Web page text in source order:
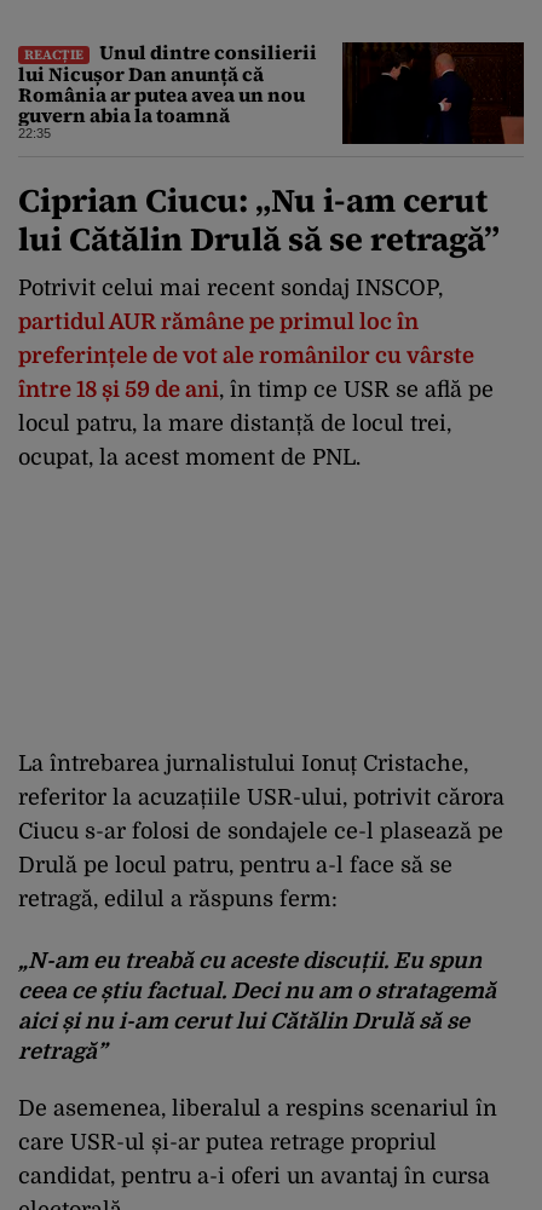
REACȚIE
Unul dintre consilierii
lui Nicușor Dan anunță că
România ar putea avea un nou
guvern abia la toamnă
22:35
Ciprian Ciucu: „Nu i-am cerut
lui Cătălin Drulă să se retragă”
Potrivit celui mai recent sondaj INSCOP,
partidul AUR rămâne pe primul loc în
preferințele de vot ale românilor cu vârste
între 18 și 59 de ani, în timp ce USR se află pe
locul patru, la mare distanță de locul trei,
ocupat, la acest moment de PNL.
La întrebarea jurnalistului Ionuț Cristache,
referitor la acuzațiile USR-ului, potrivit cărora
Ciucu s-ar folosi de sondajele ce-l plasează pe
Drulă pe locul patru, pentru a-l face să se
retragă, edilul a răspuns ferm:
„N-am eu treabă cu aceste discuții. Eu spun
ceea ce știu factual. Deci nu am o stratagemă
aici și nu i-am cerut lui Cătălin Drulă să se
retragă”
De asemenea, liberalul a respins scenariul în
care USR-ul și-ar putea retrage propriul
candidat, pentru a-i oferi un avantaj în cursa